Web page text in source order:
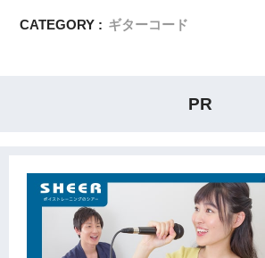
CATEGORY : ギターコード
PR